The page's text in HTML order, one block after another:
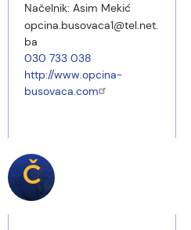
Načelnik: Asim Mekić
opcina.busovaca1@tel.net.
ba
030 733 038
http://www.opcina-
busovaca.com
Č